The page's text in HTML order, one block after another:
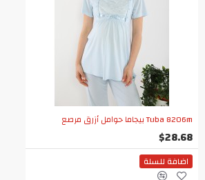
Tuba 8206m بيجاما حوامل أزرق مرصع
$28.68
اضافة للسلة